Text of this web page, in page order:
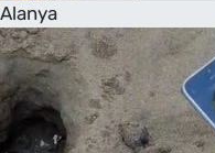
Alanya